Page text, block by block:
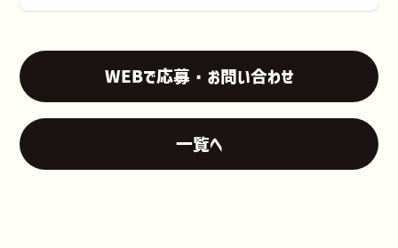
WEBで応募・お問い合わせ
一覧へ